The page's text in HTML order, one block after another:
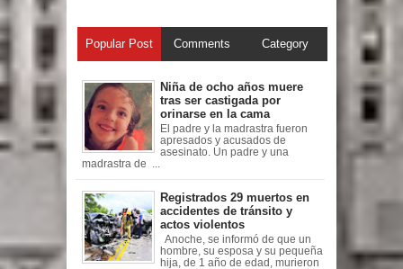
Popular Post Comments Category
Niña de ocho años muere
tras ser castigada por
orinarse en la cama
El padre y la madrastra fueron
apresados y acusados de
asesinato. Un padre y una
madrastra de ...
Registrados 29 muertos en
accidentes de tránsito y
actos violentos
Anoche, se informó de que un
hombre, su esposa y su pequeña
hija, de 1 año de edad, murieron